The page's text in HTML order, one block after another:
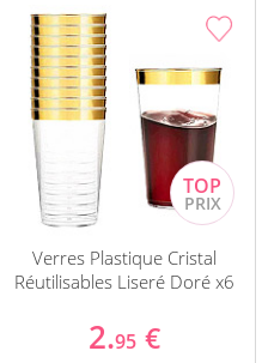
Verres Plastique Cristal
Réutilisables Liseré Doré x6
2.95 €